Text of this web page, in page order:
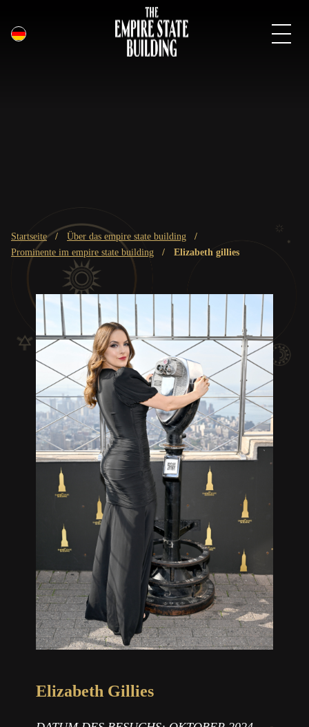
Brotkrümel
startseite
über das empire state building
prominente im empire state building
elizabeth gillies
Elizabeth Gillies